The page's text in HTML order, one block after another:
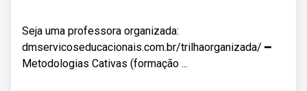
Seja uma professora organizada:
dmservicoseducacionais.com.br/trilhaorganizada/ ━
Metodologias Cativas (formação ...